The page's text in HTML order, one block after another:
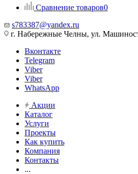
Сравнение товаров0
s783387@yandex.ru
г. Набережные Челны, ул.
Вконтакте
Telegram
Viber
Viber
WhatsApp
Акции
Каталог
Услуги
Проекты
Как купить
Компания
Контакты
...